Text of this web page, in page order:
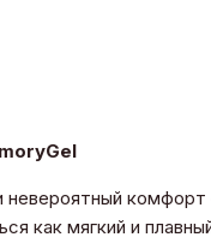
невероятный
как мягкий и